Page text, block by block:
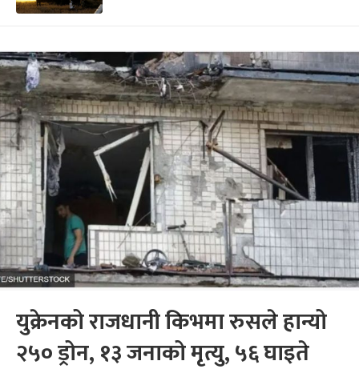
युक्रेनको राजधानी किभमा रुसले हान्यो
२५० ड्रोन, १३ जनाको मृत्यु, ५६ घाइते